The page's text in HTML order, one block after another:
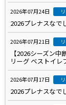
2026年07月24日
2026プレナスなで
2026年07月21日
【2026シーズン
リーグ ベストイレ
2026年07月17日
2026プレナスな